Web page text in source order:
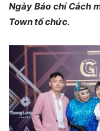
Ngày Báo chí Cách
Town tổ chức.